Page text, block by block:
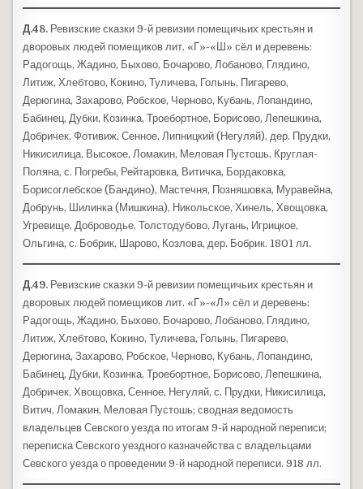
Д.48. Ревизские сказки 9-й ревизии помещичьих крестьян и
дворовых людей помещиков лит. «Г»-«Ш» сёл и деревень:
Радогощь, Жадино, Быхово, Бочарово, Лобаново, Глядино,
Литиж, Хлебтово, Кокино, Туличева, Голынь, Пигарево,
Дерюгина, Захарово, Робское, Черново, Кубань, Лопандино,
Бабинец, Дубки, Козинка, Троебортное, Борисово, Лепешкина,
Добричек, Фотивиж, Сенное, Липницкий (Негуляй), дер. Прудки,
Никисилица, Высокое, Ломакин, Меловая Пустошь, Круглая-
Поляна, с. Погребы, Рейтаровка, Витичка, Бордаковка,
Борисоглебское (Бандино), Мастечня, Позняшовка, Муравейна,
Добрунь, Шилинка (Мишкина), Никольское, Хинель, Хвощовка,
Угревище, Доброводье, Толстодубово, Лугань, Игрицкое,
Ольгина, с. Бобрик, Шарово, Козлова, дер. Бобрик. 1801 лл.
Д.49. Ревизские сказки 9-й ревизии помещичьих крестьян и
дворовых людей помещиков лит. «Г»-«Л» сёл и деревень:
Радогощь, Жадино, Быхово, Бочарово, Лобаново, Глядино,
Литиж, Хлебтово, Кокино, Туличева, Голынь, Пигарево,
Дерюгина, Захарово, Робское, Черново, Кубань, Лопандино,
Бабинец, Дубки, Козинка, Троебортное, Борисово, Лепешкина,
Добричек, Хвощовка, Сенное, Негуляй, с. Прудки, Никисилица,
Витич, Ломакин, Меловая Пустошь; сводная ведомость
владельцев Севского уезда по итогам 9-й народной переписи;
переписка Севского уездного казначейства с владельцами
Севского уезда о проведении 9-й народной переписи. 918 лл.